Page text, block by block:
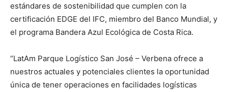
estándares de sostenibilidad que cumplen con la
certificación EDGE del IFC, miembro del Banco Mundial, y
el programa Bandera Azul Ecológica de Costa Rica.
“LatAm Parque Logístico San José – Verbena ofrece a
nuestros actuales y potenciales clientes la oportunidad
única de tener operaciones en facilidades logísticas